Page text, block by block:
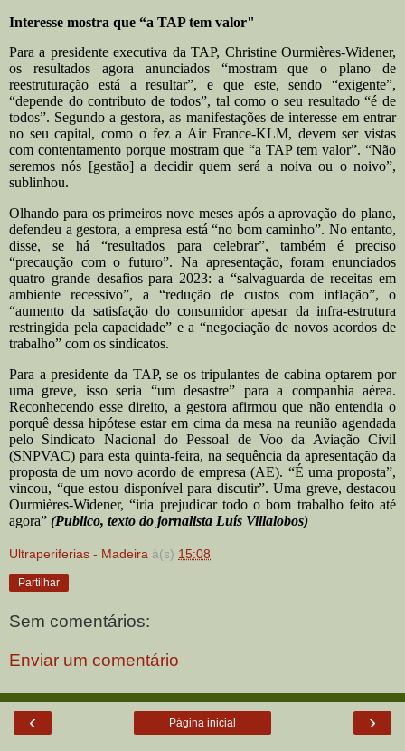
Interesse mostra que “a TAP tem valor"
Para a presidente executiva da TAP, Christine Ourmières-Widener,
os resultados agora anunciados “mostram que o plano de
reestruturação está a resultar”, e que este, sendo “exigente”,
“depende do contributo de todos”, tal como o seu resultado “é de
todos”. Segundo a gestora, as manifestações de interesse em entrar
no seu capital, como o fez a Air France-KLM, devem ser vistas
com contentamento porque mostram que “a TAP tem valor”. “Não
seremos nós [gestão] a decidir quem será a noiva ou o noivo”,
sublinhou.
Olhando para os primeiros nove meses após a aprovação do plano,
defendeu a gestora, a empresa está “no bom caminho”. No entanto,
disse, se há “resultados para celebrar”, também é preciso
“precaução com o futuro”. Na apresentação, foram enunciados
quatro grande desafios para 2023: a “salvaguarda de receitas em
ambiente recessivo”, a “redução de custos com inflação”, o
“aumento da satisfação do consumidor apesar da infra-estrutura
restringida pela capacidade” e a “negociação de novos acordos de
trabalho” com os sindicatos.
Para a presidente da TAP, se os tripulantes de cabina optarem por
uma greve, isso seria “um desastre” para a companhia aérea.
Reconhecendo esse direito, a gestora afirmou que não entendia o
porquê dessa hipótese estar em cima da mesa na reunião agendada
pelo Sindicato Nacional do Pessoal de Voo da Aviação Civil
(SNPVAC) para esta quinta-feira, na sequência da apresentação da
proposta de um novo acordo de empresa (AE). “É uma proposta”,
vincou, “que estou disponível para discutir”. Uma greve, destacou
Ourmières-Widener, “iria prejudicar todo o bom trabalho feito até
agora” (Publico, texto do jornalista Luís Villalobos)
Ultraperiferias - Madeira à(s) 15:08
Partilhar
Sem comentários:
Enviar um comentário
‹ ›
Página inicial